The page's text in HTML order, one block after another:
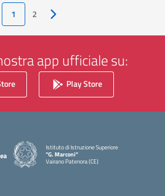
1 2 Pagina successiva
app ufficiale su:
Play Store
Istituto di Istruzione Superiore
"G. Marconi"
Vairano Patenora (CE)